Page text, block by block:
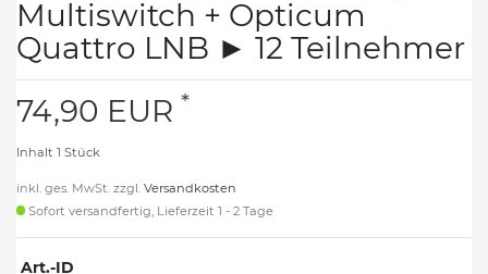
Multiswitch + Opticum
Quattro LNB ► 12 Teilnehmer
74,90 EUR *
Inhalt 1 Stück
inkl. ges. MwSt. zzgl. Versandkosten
Sofort versandfertig, Lieferzeit 1 - 2 Tage
Art.-ID